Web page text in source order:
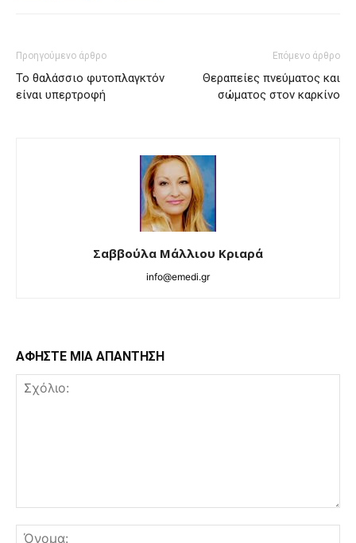
Προηγούμενο άρθρο
Το θαλάσσιο φυτοπλαγκτόν
είναι υπερτροφή
Επόμενο άρθρο
Θεραπείες πνεύματος και
σώματος στον καρκίνο
Σαββούλα Μάλλιου Κριαρά
info@emedi.gr
ΑΦΗΣΤΕ ΜΙΑ ΑΠΑΝΤΗΣΗ